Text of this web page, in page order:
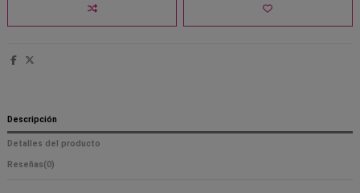
Descripción
Detalles del producto
Reseñas(0)